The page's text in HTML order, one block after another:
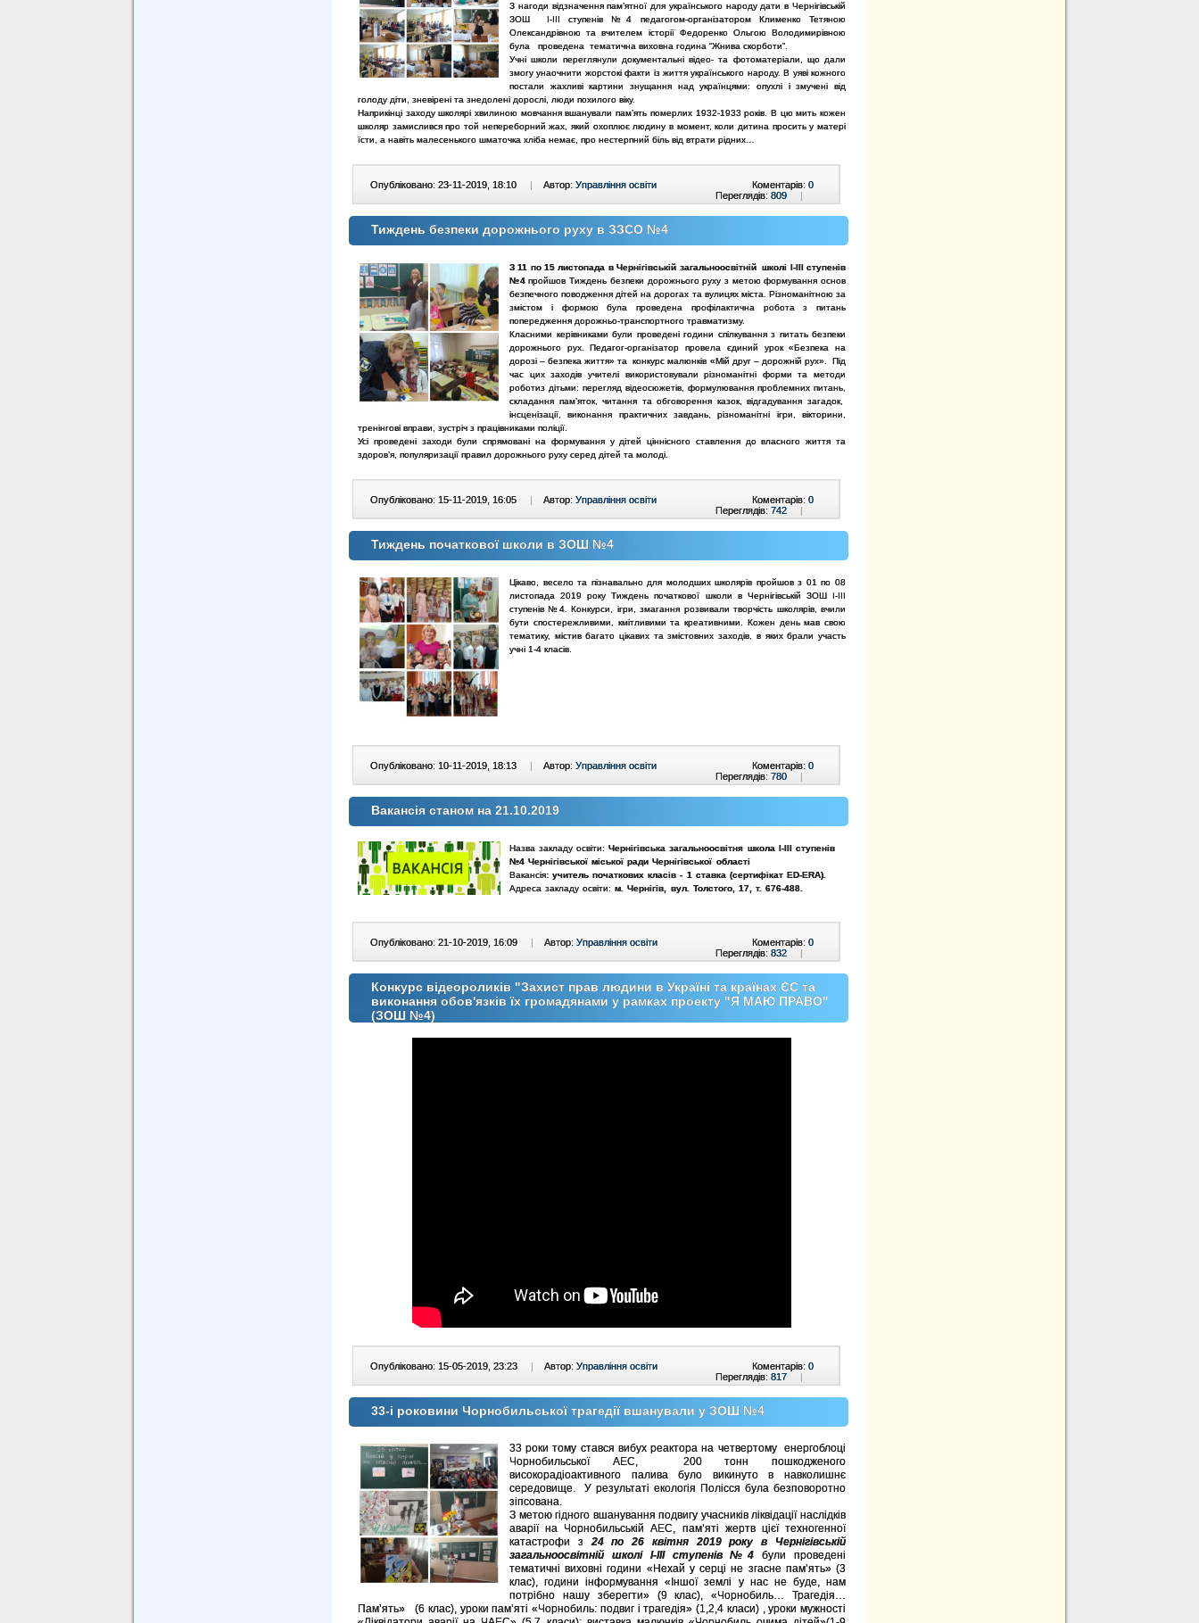
З нагоди відзначення пам’ятної для українського народу дати в Чернігівській
ЗОШ І-ІІІ ступенів №4 педагогом-організатором Клименко Тетяною
Олександрівною та вчителем історії Федоренко Ольгою Володимирівною
була проведена тематична виховна година “Жнива скорботи”.
Учні школи переглянули документальні відео- та фотоматеріали, що дали
змогу унаочнити жорстокі факти із життя українського народу. В уяві кожного
постали жахливі картини знущання над українцями: опухлі і змучені від
голоду діти, зневірені та знедолені дорослі, люди похилого віку.
Наприкінці заходу школярі хвилиною мовчання вшанували пам’ять померлих 1932-1933 років. В цю мить кожен
школяр замислився про той непереборний жах, який охоплює людину в момент, коли дитина просить у матері
їсти, а навіть малесенького шматочка хліба немає, про нестерпний біль від втрати рідних…
Опубліковано: 23-11-2019, 18:10 | Автор: Управління освіти Коментарів: 0
Переглядів: 809 |
Тиждень безпеки дорожнього руху в ЗЗСО №4
З 11 по 15 листопада в Чернігівській загальноосвітній школі І-ІІІ ступенів
№4пройшов Тиждень безпеки дорожнього руху з метою формування основ
безпечного поводження дітей на дорогах та вулицях міста. Різноманітною за
змістом і формою була проведена профілактична робота з питань
попередження дорожньо-транспортного травматизму.
Класними керівниками були проведені години спілкування з питать безпеки
дорожнього рух. Педагог-організатор провела єдиний урок «Безпека на
дорозі – безпека життя» та конкурс малюнків «Мій друг – дорожній рух». Під
час цих заходів учителі використовували різноманітні форми та методи
роботиз дітьми: перегляд відеосюжетів, формулювання проблемних питань,
складання пам’яток, читання та обговорення казок, відгадування загадок,
інсценізації, виконання практичних завдань, різноманітні ігри, вікторини,
тренінгові вправи, зустріч з працівниками поліції.
Усі проведені заходи були спрямовані на формування у дітей ціннісного ставлення до власного життя та
здоров’я, популяризації правил дорожнього руху серед дітей та молоді.
Опубліковано: 15-11-2019, 16:05 | Автор: Управління освіти Коментарів: 0
Переглядів: 742 |
Тиждень початкової школи в ЗОШ №4
Цікаво, весело та пізнавально для молодших школярів пройшов з 01 по 08
листопада 2019 року Тиждень початкової школи в Чернігівській ЗОШ І-ІІІ
ступенів №4. Конкурси, ігри, змагання розвивали творчість школярів, вчили
бути спостережливими, кмітливими та креативними. Кожен день мав свою
тематику, містив багато цікавих та змістовних заходів, в яких брали участь
учні 1-4 класів.
Опубліковано: 10-11-2019, 18:13 | Автор: Управління освіти Коментарів: 0
Переглядів: 780 |
Вакансія станом на 21.10.2019
Назва закладу освіти: Чернігівська загальноосвітня школа І-ІІІ ступенів
№4 Чернігівської міської ради Чернігівської області
Вакансія: учитель початкових класів - 1 ставка (сертифікат ED-ERA).
Адреса закладу освіти:м. Чернігів, вул. Толстого, 17, т. 676-488.
Опубліковано: 21-10-2019, 16:09 | Автор: Управління освіти Коментарів: 0
Переглядів: 832 |
Конкурс відеороликів "Захист прав людини в Україні та країнах ЄС та
виконання обов'язків їх громадянами у рамках проекту "Я МАЮ ПРАВО"
(ЗОШ №4)
Опубліковано: 15-05-2019, 23:23 | Автор: Управління освіти Коментарів: 0
Переглядів: 817 |
33-і роковини Чорнобильської трагедії вшанували у ЗОШ №4
33 роки тому стався вибух реактора на четвертому енергоблоці
Чорнобильської АЕС, 200 тонн пошкодженого
високорадіоактивного палива було викинуто в навколишнє
середовище. У результаті екологія Полісся була безповоротно
зіпсована.
З метою гідного вшанування подвигу учасників ліквідації наслідків
аварії на Чорнобильській АЕС, пам’яті жертв цієї техногенної
катастрофи з24 по 26 квітня 2019 року в Чернігівській
загальноосвітній школі І-ІІІ ступенів №4 були проведені
тематичні виховні години «Нехай у серці не згасне пам’ять» (3
клас), години інформування «Іншої землі у нас не буде, нам
потрібно нашу зберегти» (9 клас), «Чорнобиль… Трагедія…
Пам’ять» (6 клас), уроки пам’яті «Чорнобиль: подвиг і трагедія» (1,2,4 класи) , уроки мужності